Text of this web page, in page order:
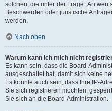
solchen, die unter der Frage „An
Beschwerden oder juristische
werden.
Nach oben
Warum kann ich mich nicht
Es kann sein, dass die Board-
ausgeschaltet hat, damit sich keine
Es könnte auch sein, dass Ihre IP-
Sie sich registrieren möchten,
Sie sich an die Board-Administration.